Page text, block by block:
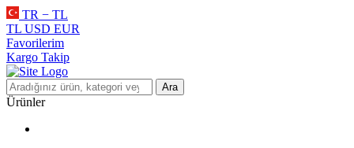
TR − TL
TL USD EUR
Favorilerim
Kargo Takip
Ara
Ürünler